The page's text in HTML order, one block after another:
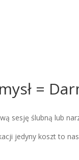
=
sesję ślubną lub
jedyny koszt to